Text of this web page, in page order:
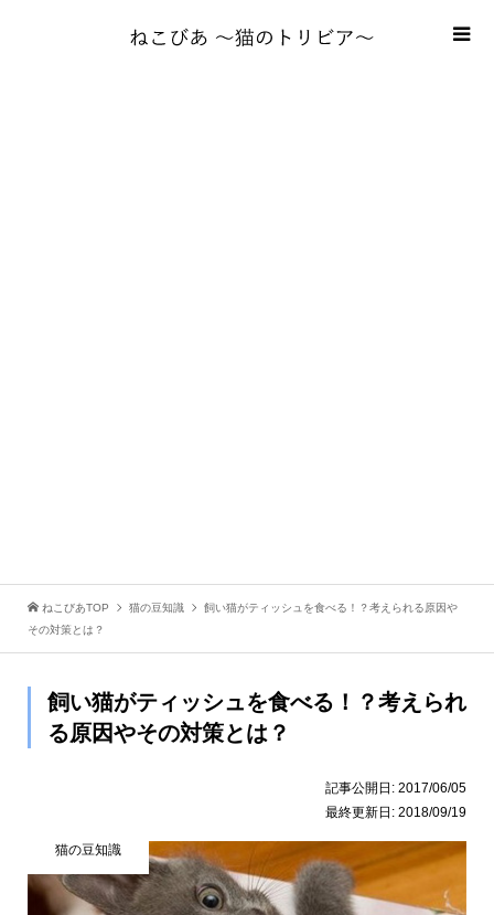
ねこびあTOP 猫の豆知識
飼い猫がティッシュを食べる！？考えられる原因や
その対策とは？
飼い猫がティッシュを食べる！？考えられ
る原因やその対策とは？
記事公開日:2017/06/05
最終更新日:2018/09/19
猫の豆知識